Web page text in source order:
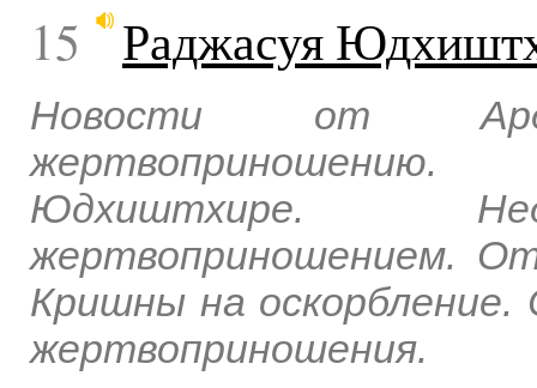
15 Раджасуя
Новости от
Юдхиштхире.
жертвоприношением.
Кришны на
жертвоприношения.